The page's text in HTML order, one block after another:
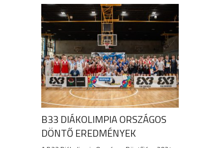
B33 DIÁKOLIMPIA ORSZÁGOS
DÖNTŐ EREDMÉNYEK